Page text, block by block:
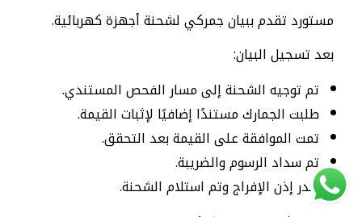
مستورد تقدم ببيان جمركي لشحنة أجهزة كهربائية.
بعد تسجيل البيان:
تم توجيه الشحنة إلى مسار الفحص المستندي.
طلبت الجمارك مستندًا إضافيًا لإثبات القيمة.
تمت الموافقة على القيمة بعد التحقق.
تم سداد الرسوم والضريبة.
صدر إذن الإفراج وتم استلام الشحنة.